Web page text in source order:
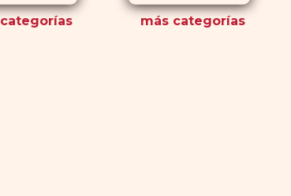
categorías más categorías